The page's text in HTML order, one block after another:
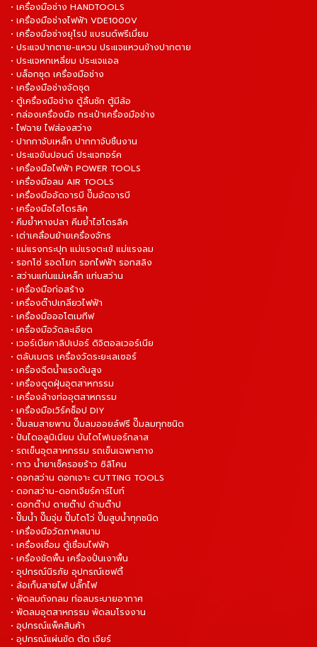
• เครื่องมือช่าง HANDTOOLS
• เครื่องมือช่างไฟฟ้า VDE1000V
• เครื่องมือช่างยุโรป แบรนด์พรีเมี่ยม
• ประแจปากตาย-แหวน ประแจแหวนข้างปากตาย
• ประแจหกเหลี่ยม ประแจแอล
• บล็อกชุด เครื่องมือช่าง
• เครื่องมือช่างจัดชุด
• ตู้เครื่องมือช่าง ตู้ลิ้นชัก ตู้มีล้อ
• กล่องเครื่องมือ กระเป๋าเครื่องมือช่าง
• ไฟฉาย ไฟส่องสว่าง
• ปากกาจับเหล็ก ปากกาจับชิ้นงาน
• ประแจขันปอนด์ ประแจทอร์ค
• เครื่องมือไฟฟ้า POWER TOOLS
• เครื่องมือลม AIR TOOLS
• เครื่องมืออัดจารบี ปั๊มอัดจารบี
• เครื่องมือไฮโดรลิค
• คีมย้ำหางปลา คีมย้ำไฮโดรลิค
• เต่าเคลื่อนย้ายเครื่องจักร
• แม่แรงกระปุก แม่แรงตะเข้ แม่แรงลม
• รอกโซ่ รอดโยก รอกไฟฟ้า รอกสลิง
• สว่านแท่นแม่เหล็ก แท่นสว่าน
• เครื่องมือก่อสร้าง
• เครื่องต๊าปเกลียวไฟฟ้า
• เครื่องมือออโตเมทีฟ
• เครื่องมือวัดละเอียด
• เวอร์เนียคาลิปเปอร์ ดิจิตอลเวอร์เนีย
• ตลับเมตร เครื่องวัดระยะเลเซอร์
• เครื่องฉีดน้ำแรงดันสูง
• เครื่องดูดฝุ่นอุตสาหกรรม
• เครื่องล้างท่ออุตสาหกรรม
• เครื่องมือเวิร์คช็อป DIY
• ปั๊มลมสายพาน ปั๊มลมออยล์ฟรี ปั๊มลมทุกชนิด
• ปันไดอลูมิเนียม บันไดไฟเบอร์กลาส
• รถเข็นอุตสาหกรรม รถเข็นเฉพาะทาง
• กาว น้ำยาเช็ครอยร้าว ซิลิโคน
• ดอกสว่าน ดอกเจาะ CUTTING TOOLS
• ดอกสว่าน-ดอกเจียร์คาร์ไบท์
• ดอกต๊าป ดายต๊าป ด้ามต๊าป
• ปั๊มน้ำ ปั๊มจุ่ม ปั๊มไดโว่ ปั๊มสูบน้ำทุกชนิด
• เครื่องมือวัดภาคสนาม
• เครื่องเชื่อม ตู้เชื่อมไฟฟ้า
• เครื่องขัดพื้น เครื่องปั่นเงาพื้น
• อุปกรณ์นิรภัย อุปกรณ์เซฟตี้
• ล้อเก็บสายไฟ ปลั๊กไฟ
• พัดลมถังกลม ท่อลมระบายอากาศ
• พัดลมอุตสาหกรรม พัดลมโรงงาน
• อุปกรณ์แพ็คสินค้า
• อุปกรณ์แผ่นขัด ตัด เจียร์